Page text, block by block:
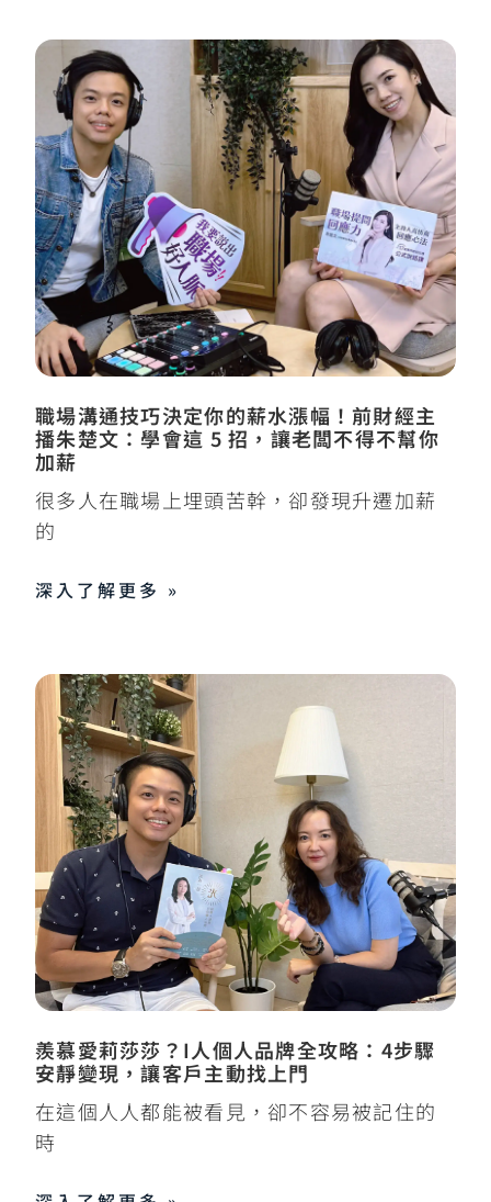
職場溝通技巧決定你的薪水漲幅！前財經主
播朱楚文：學會這 5 招，讓老闆不得不幫你
加薪
很多人在職場上埋頭苦幹，卻發現升遷加薪
的
深入了解更多 »
羨慕愛莉莎莎？I人個人品牌全攻略：4步驟
安靜變現，讓客戶主動找上門
在這個人人都能被看見，卻不容易被記住的
時